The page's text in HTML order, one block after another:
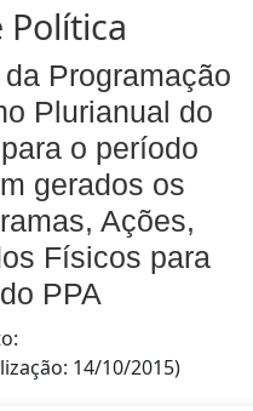
Política
Programação
Plurianual do
o período
gerados os
Ações,
Físicos para
PPA
14/10/2015)